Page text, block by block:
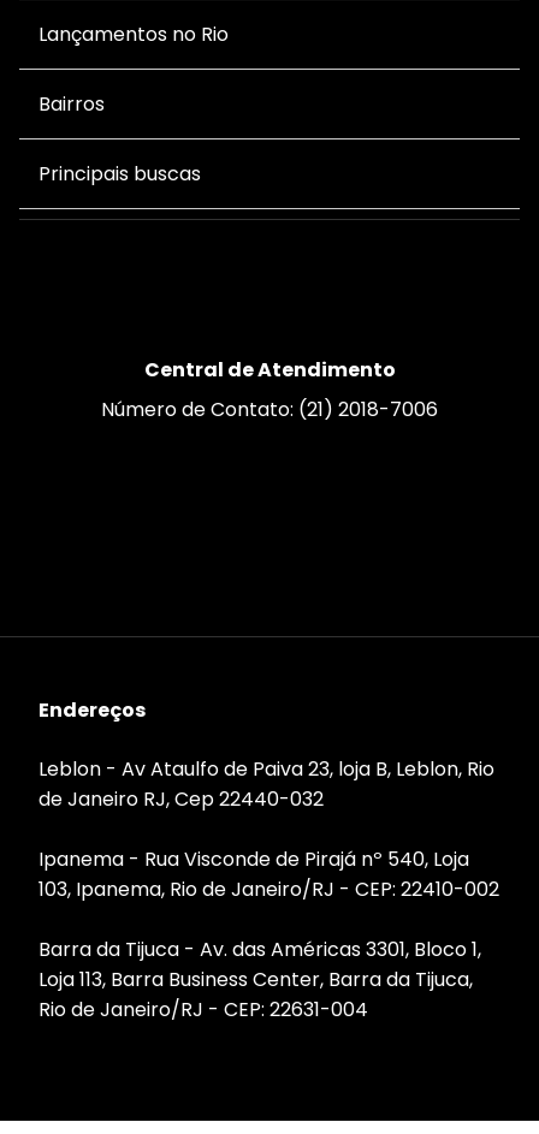
Lançamentos no Rio
Bairros
Principais buscas
Central de Atendimento
Número de Contato: (21) 2018-7006
Endereços
Leblon - Av Ataulfo de Paiva 23, loja B, Leblon, Rio
de Janeiro RJ, Cep 22440-032
Ipanema - Rua Visconde de Pirajá nº 540, Loja
103, Ipanema, Rio de Janeiro/RJ - CEP: 22410-002
Barra da Tijuca - Av. das Américas 3301, Bloco 1,
Loja 113, Barra Business Center, Barra da Tijuca,
Rio de Janeiro/RJ - CEP: 22631-004